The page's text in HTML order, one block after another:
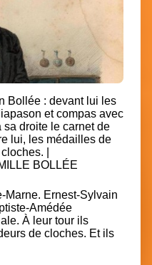
Bollée : devant lui les
et compas avec
sa droite le carnet de
lui, les médailles de
|
BOLLÉE
Marne. Ernest-Sylvain
Amédée
À leur tour ils
de cloches. Et ils